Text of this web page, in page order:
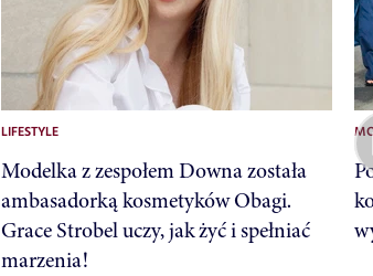
LIFESTYLE
Modelka z zespołem Downa została
ambasadorką kosmetyków Obagi.
Grace Strobel uczy, jak żyć i spełniać
marzenia!